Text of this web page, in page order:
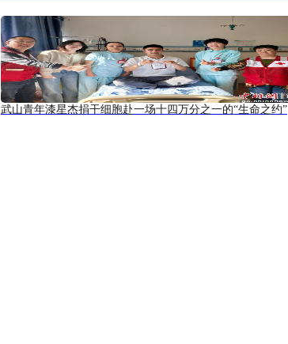
武山青年漆星杰捐干细胞赴一场十四万分之一的“生命之约”